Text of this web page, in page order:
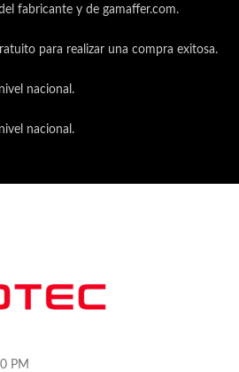
fabricante y de gamaffer.com.
para realizar una compra exitosa.
nacional.
nacional.
PM